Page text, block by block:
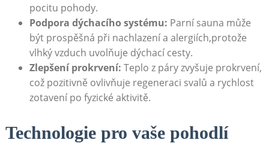
pocitu pohody.
Podpora dýchacího systému: Parní sauna může
být prospěšná při nachlazení a alergiích,protože
vlhký vzduch uvolňuje dýchací cesty.
Zlepšení prokrvení: Teplo z páry zvyšuje prokrvení,
což pozitivně ovlivňuje regeneraci svalů a rychlost
zotavení po fyzické aktivitě.
Technologie pro vaše pohodlí